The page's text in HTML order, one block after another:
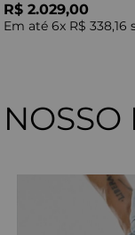
R$ 2.029,00
Em até 6x R$ 338,16